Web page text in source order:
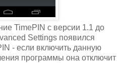
TimePIN с версии 1.1 до
Settings появился
- если включить данную
программы она отключит